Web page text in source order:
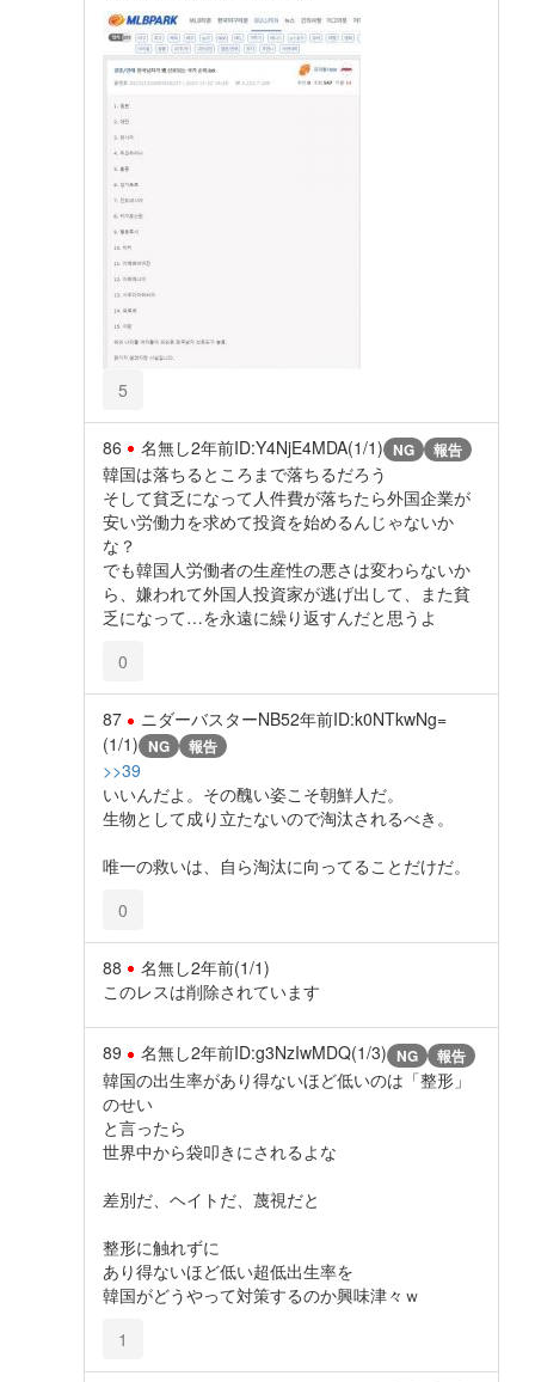
5
86 名無し2年前ID:Y4NjE4MDA(1/1) NG 報告
韓国は落ちるところまで落ちるだろう
そして貧乏になって人件費が落ちたら外国企業が
安い労働力を求めて投資を始めるんじゃないか
な？
でも韓国人労働者の生産性の悪さは変わらないか
ら、嫌われて外国人投資家が逃げ出して、また貧
乏になって…を永遠に繰り返すんだと思うよ
0
87 ニダーバスターNB52年前ID:k0NTkwNg=
(1/1) NG 報告
>>39
いいんだよ。その醜い姿こそ朝鮮人だ。
生物として成り立たないので淘汰されるべき。
唯一の救いは、自ら淘汰に向ってることだけだ。
0
88 名無し2年前(1/1)
このレスは削除されています
89 名無し2年前ID:g3NzIwMDQ(1/3) NG 報告
韓国の出生率があり得ないほど低いのは「整形」
のせい
と言ったら
世界中から袋叩きにされるよな
差別だ、ヘイトだ、蔑視だと
整形に触れずに
あり得ないほど低い超低出生率を
韓国がどうやって対策するのか興味津々ｗ
1